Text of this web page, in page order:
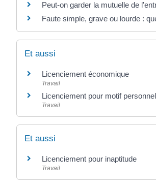
Peut-on garder la mutuelle de
Faute simple, grave ou lourde :
Et aussi
Licenciement économique
Travail
Licenciement pour motif personnel
Travail
Et aussi
Licenciement pour inaptitude
Travail